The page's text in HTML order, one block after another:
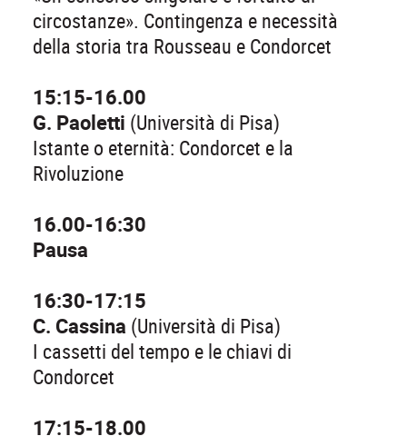
circostanze». Contingenza e necessità
della storia tra Rousseau e Condorcet
15:15-16.00
G. Paoletti (Università di Pisa)
Istante o eternità: Condorcet e la
Rivoluzione
16.00-16:30
Pausa
16:30-17:15
C. Cassina (Università di Pisa)
I cassetti del tempo e le chiavi di
Condorcet
17:15-18.00